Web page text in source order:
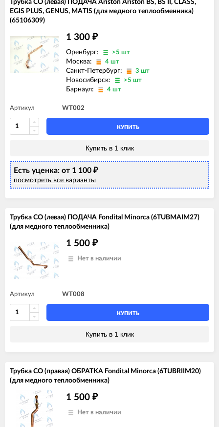
Трубка СО (левая) ПОДАЧА Ariston Ariston BS, BS II, CLASS,
EGIS PLUS, GENUS, MATIS (для медного теплообменника)
(65106309)
1 300 ₽
Оренбург: >5 шт
Москва: 4 шт
Санкт-Петербург: 3 шт
Новосибирск: >5 шт
Барнаул: 4 шт
Артикул WT002
КУПИТЬ
Купить в 1 клик
Есть уценка: от 1 100 ₽
посмотреть все варианты
Трубка СО (левая) ПОДАЧА Fondital Minorca (6TUBMAIM27)
(для медного теплообменника)
1 500 ₽
Нет в наличии
Артикул WT008
КУПИТЬ
Купить в 1 клик
Трубка СО (правая) ОБРАТКА Fondital Minorca (6TUBRIIM20)
(для медного теплообменника)
1 500 ₽
Нет в наличии